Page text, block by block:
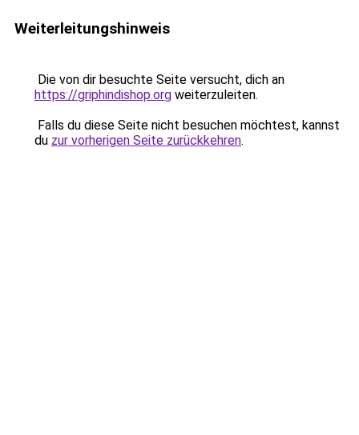
Weiterleitungshinweis
Die von dir besuchte Seite versucht, dich an
https://griphindishop.org weiterzuleiten.
Falls du diese Seite nicht besuchen möchtest, kannst
du zur vorherigen Seite zurückkehren.